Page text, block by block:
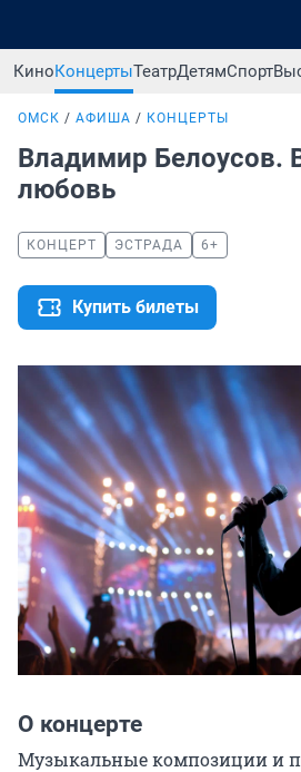
КиноКонцертыТеатрДетямСпорт
ОМСК АФИША КОНЦЕРТЫ
Владимир Белоусов.
любовь
КОНЦЕРТ ЭСТРАДА 6+
Купить билеты
О концерте
Музыкальные композиции и